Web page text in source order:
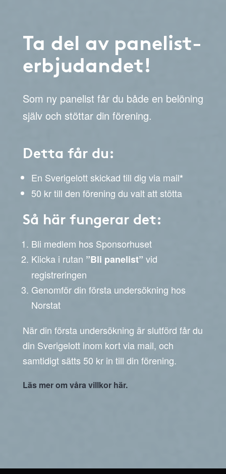
Ta del av panelist-
erbjudandet!
Som ny panelist får du både en belöning
själv och stöttar din förening.
Detta får du:
En Sverigelott skickad till dig via mail*
50 kr till den förening du valt att stötta
Så här fungerar det:
Bli medlem hos Sponsorhuset
Klicka i rutan ”Bli panelist” vid
registreringen
Genomför din första undersökning hos
Norstat
När din första undersökning är slutförd får du
din Sverigelott inom kort via mail, och
samtidigt sätts 50 kr in till din förening.
Läs mer om våra villkor här.